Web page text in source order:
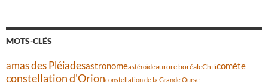
MOTS-CLÉS
amas des Pléiadesastronomeastéroïdeaurore boréaleChilicomète
constellation d'Orionconstellation de la Grande Ourse